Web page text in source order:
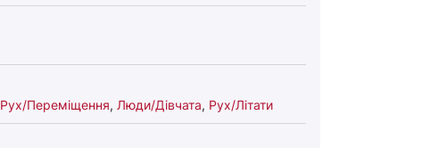
Рух/Переміщення, Люди/Дівчата, Рух/Літати